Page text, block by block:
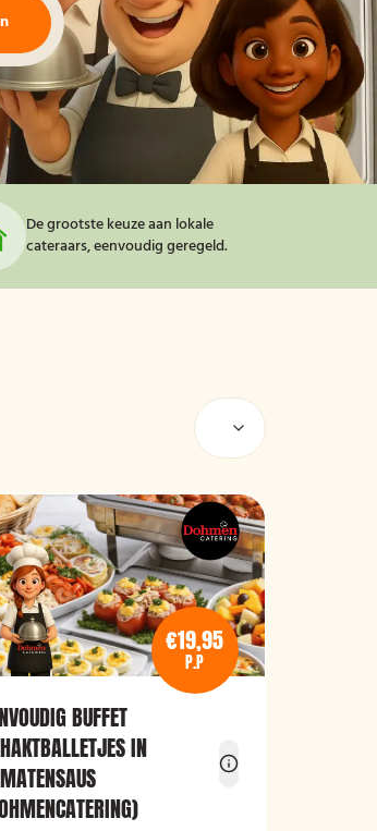
De grootste keuze aan lokale
cateraars, eenvoudig geregeld.
€19,95
P.P
BUFFET
IN